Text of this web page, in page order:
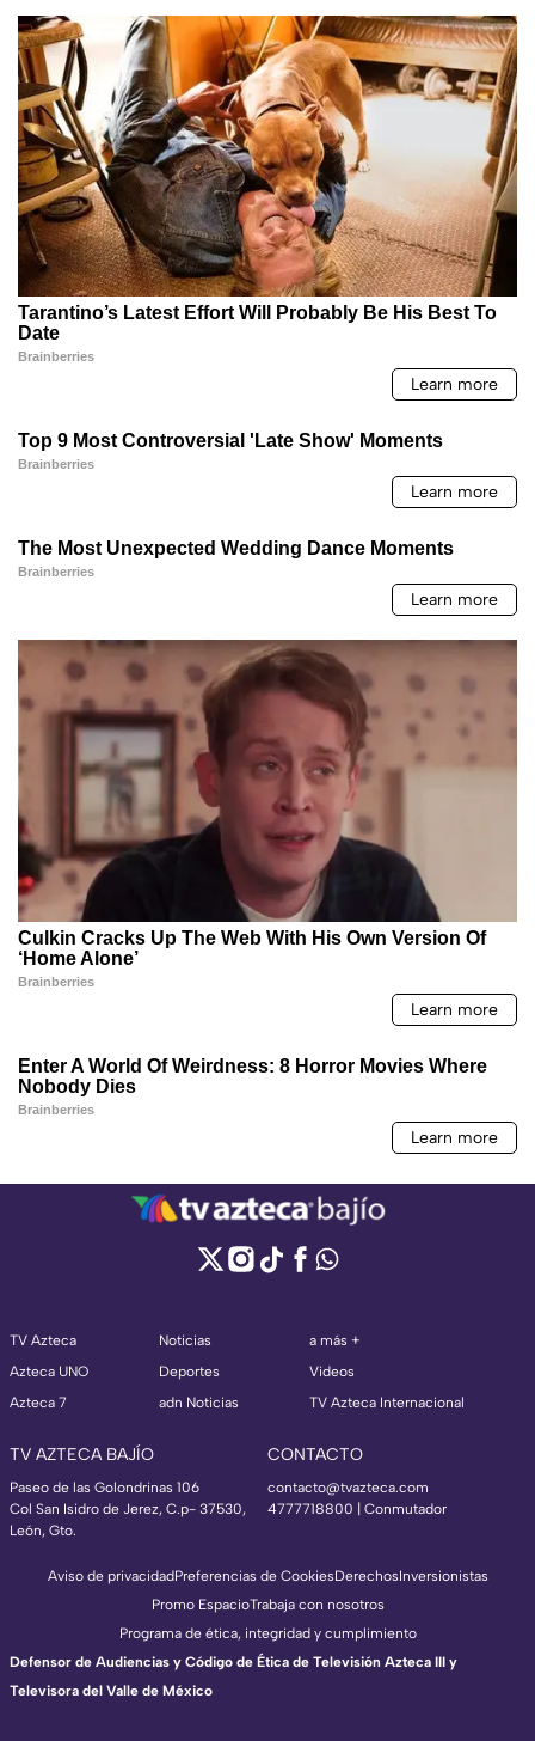
TV Azteca
Azteca UNO
Azteca 7
Noticias
Deportes
adn Noticias
a más +
Videos
TV Azteca Internacional
TV AZTECA BAJÍO
Paseo de las Golondrinas 106
Col San Isidro de Jerez, C.p- 37530,
León, Gto.
CONTACTO
contacto@tvazteca.com
4777718800 | Conmutador
Aviso de privacidadPreferencias de CookiesDerechosInversionistas
Promo EspacioTrabaja con nosotros
Programa de ética, integridad y cumplimiento
Defensor de Audiencias y Código de Ética de Televisión Azteca III y
Televisora del Valle de México